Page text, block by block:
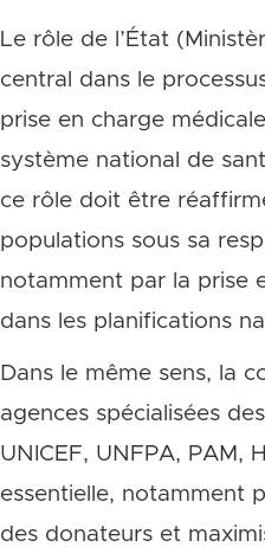
Le rôle de l’État
central dans le
prise en charge
système national de
ce rôle doit être
populations sous sa
notamment par la prise
dans les planifications
Dans le même sens, la
agences spécialisées
UNICEF, UNFPA, PAM,
essentielle, notamment
des donateurs et